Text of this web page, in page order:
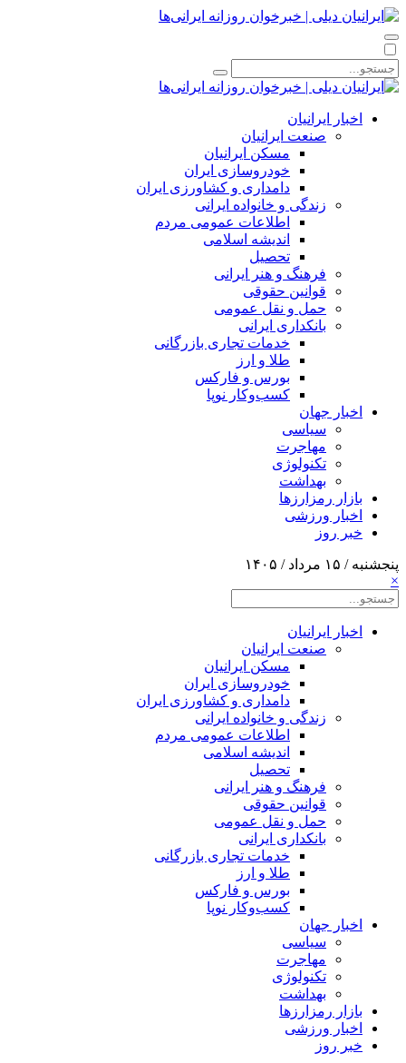
اخبار ایرانیان
صنعت ایرانیان
مسکن ایرانیان
خودروسازی ایران
دامداری و کشاورزی ایران
زندگی و خانواده ایرانی
اطلاعات عمومی مردم
اندیشه اسلامی
تحصیل
فرهنگ و هنر ایرانی
قوانین حقوقی
حمل و نقل عمومی
بانکداری ایرانی
خدمات تجاری بازرگانی
طلا و ارز
بورس و فارکس
کسب‌وکار نوپا
اخبار جهان
سیاسی
مهاجرت
تکنولوژی
بهداشت
بازار رمزارزها
اخبار ورزشی
خبر روز
پنجشنبه / ۱۵ مرداد / ۱۴۰۵
×
اخبار ایرانیان
صنعت ایرانیان
مسکن ایرانیان
خودروسازی ایران
دامداری و کشاورزی ایران
زندگی و خانواده ایرانی
اطلاعات عمومی مردم
اندیشه اسلامی
تحصیل
فرهنگ و هنر ایرانی
قوانین حقوقی
حمل و نقل عمومی
بانکداری ایرانی
خدمات تجاری بازرگانی
طلا و ارز
بورس و فارکس
کسب‌وکار نوپا
اخبار جهان
سیاسی
مهاجرت
تکنولوژی
بهداشت
بازار رمزارزها
اخبار ورزشی
خبر روز